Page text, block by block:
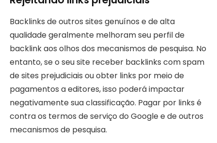
Backlinks de outros sites genuínos e de alta
qualidade geralmente melhoram seu perfil de
backlink aos olhos dos mecanismos de pesquisa. No
entanto, se o seu site receber backlinks com spam
de sites prejudiciais ou obter links por meio de
pagamentos a editores, isso poderá impactar
negativamente sua classificação. Pagar por links é
contra os termos de serviço do Google e de outros
mecanismos de pesquisa.